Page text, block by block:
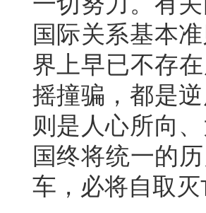
国际关系基本
界上早已不存
摇撞骗，都是
则是人心所向
国终将统一的
车，必将自取灭